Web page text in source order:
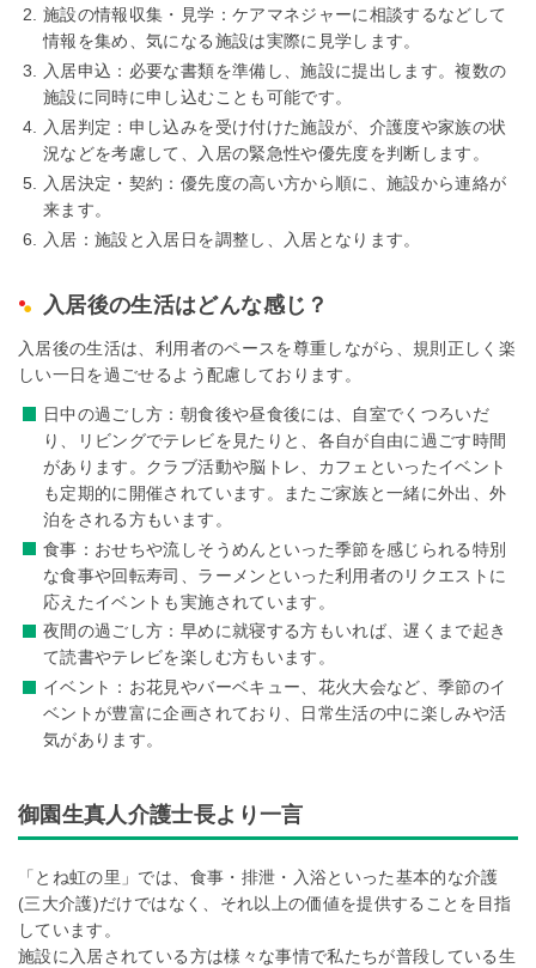
施設の情報収集・見学：ケアマネジャーに相談するなどして
情報を集め、気になる施設は実際に見学します。
入居申込：必要な書類を準備し、施設に提出します。複数の
施設に同時に申し込むことも可能です。
入居判定：申し込みを受け付けた施設が、介護度や家族の状
況などを考慮して、入居の緊急性や優先度を判断します。
入居決定・契約：優先度の高い方から順に、施設から連絡が
来ます。
入居：施設と入居日を調整し、入居となります。
入居後の生活はどんな感じ？
入居後の生活は、利用者のペースを尊重しながら、規則正しく楽
しい一日を過ごせるよう配慮しております。
日中の過ごし方：朝食後や昼食後には、自室でくつろいだ
り、リビングでテレビを見たりと、各自が自由に過ごす時間
があります。クラブ活動や脳トレ、カフェといったイベント
も定期的に開催されています。またご家族と一緒に外出、外
泊をされる方もいます。
食事：おせちや流しそうめんといった季節を感じられる特別
な食事や回転寿司、ラーメンといった利用者のリクエストに
応えたイベントも実施されています。
夜間の過ごし方：早めに就寝する方もいれば、遅くまで起き
て読書やテレビを楽しむ方もいます。
イベント：お花見やバーベキュー、花火大会など、季節のイ
ベントが豊富に企画されており、日常生活の中に楽しみや活
気があります。
御園生真人介護士長より一言
「とね虹の里」では、食事・排泄・入浴といった基本的な介護
(三大介護)だけではなく、それ以上の価値を提供することを目指
しています。
施設に入居されている方は様々な事情で私たちが普段している生